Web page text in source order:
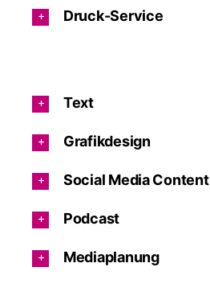
Druck-Service
Text
Grafikdesign
Social Media Content
Podcast
Mediaplanung